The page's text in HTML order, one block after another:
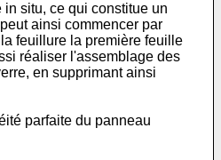
situ, ce qui constitue un
ainsi commencer par
feuillure la première feuille
réaliser l'assemblage des
en supprimant ainsi
parfaite du panneau